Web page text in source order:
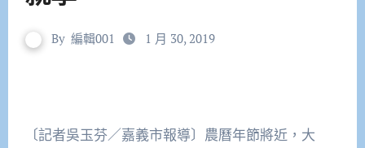
By 編輯001 1 月 30, 2019
〔記者吳玉芬／嘉義市報導〕農曆年節將近，大